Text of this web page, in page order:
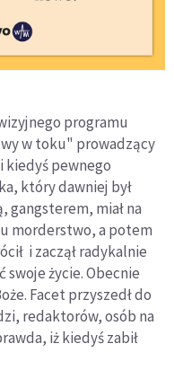
programu
w toku" prowadzący
kiedyś pewnego
który dawniej był
gangsterem, miał na
morderstwo, a potem
i zaczął radykalnie
swoje życie. Obecnie
Facet przyszedł do
redaktorów, osób na
iż kiedyś zabił